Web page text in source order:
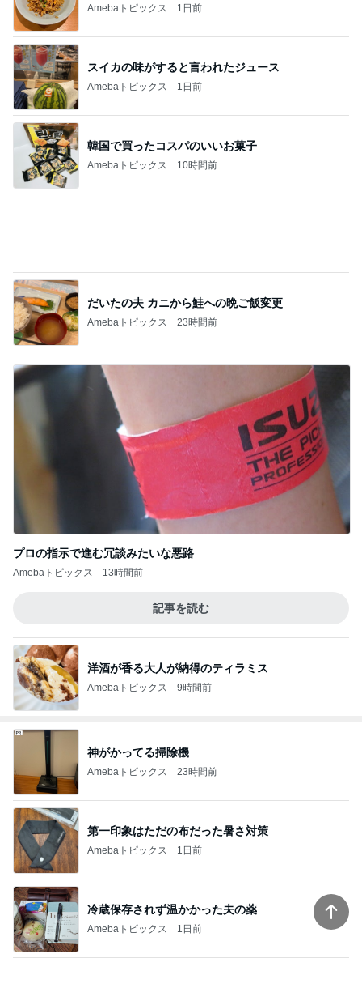
Amebaトピックス 1日前
スイカの味がすると言われたジュース
Amebaトピックス 1日前
韓国で買ったコスパのいいお菓子
Amebaトピックス 10時間前
だいたの夫 カニから鮭への晩ご飯変更
Amebaトピックス 23時間前
プロの指示で進む冗談みたいな悪路
Amebaトピックス 13時間前
記事を読む
洋酒が香る大人が納得のティラミス
Amebaトピックス 9時間前
神がかってる掃除機
Amebaトピックス 23時間前
第一印象はただの布だった暑さ対策
Amebaトピックス 1日前
冷蔵保存されず温かかった夫の薬
Amebaトピックス 1日前